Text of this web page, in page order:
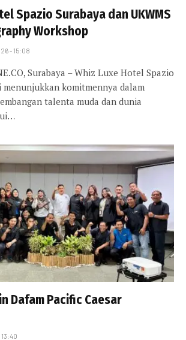
Spazio Surabaya dan UKWMS
Workshop
- 15:08
Surabaya – Whiz Luxe Hotel Spazio
menunjukkan komitmennya dalam
talenta muda dan dunia
Dafam Pacific Caesar